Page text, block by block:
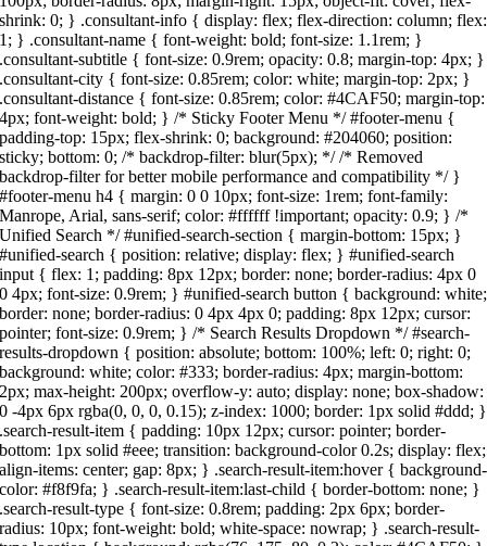
shrink: 0; } .consultant-info { display: flex; flex-direction: column; flex:
1; } .consultant-name { font-weight: bold; font-size: 1.1rem; }
.consultant-subtitle { font-size: 0.9rem; opacity: 0.8; margin-top: 4px; }
.consultant-city { font-size: 0.85rem; color: white; margin-top: 2px; }
.consultant-distance { font-size: 0.85rem; color: #4CAF50; margin-top:
4px; font-weight: bold; } /* Sticky Footer Menu */ #footer-menu {
padding-top: 15px; flex-shrink: 0; background: #204060; position:
sticky; bottom: 0; /* backdrop-filter: blur(5px); */ /* Removed
backdrop-filter for better mobile performance and compatibility */ }
#footer-menu h4 { margin: 0 0 10px; font-size: 1rem; font-family:
Manrope, Arial, sans-serif; color: #ffffff !important; opacity: 0.9; } /*
Unified Search */ #unified-search-section { margin-bottom: 15px; }
#unified-search { position: relative; display: flex; } #unified-search
input { flex: 1; padding: 8px 12px; border: none; border-radius: 4px 0
0 4px; font-size: 0.9rem; } #unified-search button { background: white;
border: none; border-radius: 0 4px 4px 0; padding: 8px 12px; cursor:
pointer; font-size: 0.9rem; } /* Search Results Dropdown */ #search-
results-dropdown { position: absolute; bottom: 100%; left: 0; right: 0;
background: white; color: #333; border-radius: 4px; margin-bottom:
2px; max-height: 200px; overflow-y: auto; display: none; box-shadow:
0 -4px 6px rgba(0, 0, 0, 0.15); z-index: 1000; border: 1px solid #ddd; }
.search-result-item { padding: 10px 12px; cursor: pointer; border-
bottom: 1px solid #eee; transition: background-color 0.2s; display: flex;
align-items: center; gap: 8px; } .search-result-item:hover { background-
color: #f8f9fa; } .search-result-item:last-child { border-bottom: none; }
.search-result-type { font-size: 0.8rem; padding: 2px 6px; border-
radius: 10px; font-weight: bold; white-space: nowrap; } .search-result-